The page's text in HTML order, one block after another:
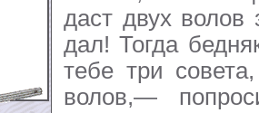
даст двух волов
дал! Тогда
тебе три
волов,—